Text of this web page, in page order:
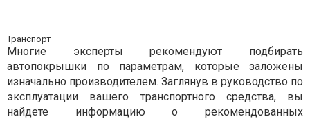
Транспорт
Многие эксперты рекомендуют подбирать
автопокрышки по параметрам, которые заложены
изначально производителем. Заглянув в руководство по
эксплуатации вашего транспортного средства, вы
найдете информацию о рекомендованных